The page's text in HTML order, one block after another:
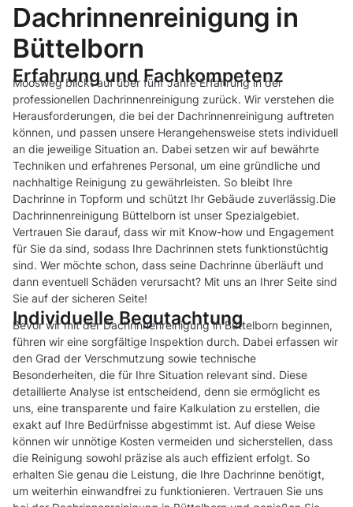
Dachrinnenreinigung in
Büttelborn
Erfahrung und Fachkompetenz
Moosweg blickt auf über fünf Jahre Erfahrung in der
professionellen Dachrinnenreinigung zurück. Wir verstehen die
Herausforderungen, die bei der Dachrinnenreinigung auftreten
können, und passen unsere Herangehensweise stets individuell
an die jeweilige Situation an. Dabei setzen wir auf bewährte
Techniken und erfahrenes Personal, um eine gründliche und
nachhaltige Reinigung zu gewährleisten. So bleibt Ihre
Dachrinne in Topform und schützt Ihr Gebäude zuverlässig.Die
Dachrinnenreinigung Büttelborn ist unser Spezialgebiet.
Vertrauen Sie darauf, dass wir mit Know-how und Engagement
für Sie da sind, sodass Ihre Dachrinnen stets funktionstüchtig
sind. Wer möchte schon, dass seine Dachrinne überläuft und
dann eventuell Schäden verursacht? Mit uns an Ihrer Seite sind
Sie auf der sicheren Seite!
Individuelle Begutachtung
Bevor wir mit der Dachrinnenreinigung in Büttelborn beginnen,
führen wir eine sorgfältige Inspektion durch. Dabei erfassen wir
den Grad der Verschmutzung sowie technische
Besonderheiten, die für Ihre Situation relevant sind. Diese
detaillierte Analyse ist entscheidend, denn sie ermöglicht es
uns, eine transparente und faire Kalkulation zu erstellen, die
exakt auf Ihre Bedürfnisse abgestimmt ist. Auf diese Weise
können wir unnötige Kosten vermeiden und sicherstellen, dass
die Reinigung sowohl präzise als auch effizient erfolgt. So
erhalten Sie genau die Leistung, die Ihre Dachrinne benötigt,
um weiterhin einwandfrei zu funktionieren. Vertrauen Sie uns